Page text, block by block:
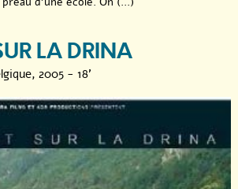
LA DRINA
2005 - 18'